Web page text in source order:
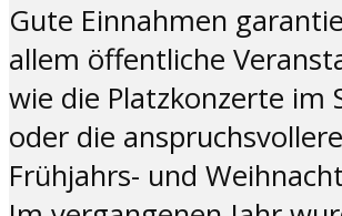
Gute Einnahmen
allem öffentliche
wie die Platzkonzerte im
oder die
Frühjahrs- und